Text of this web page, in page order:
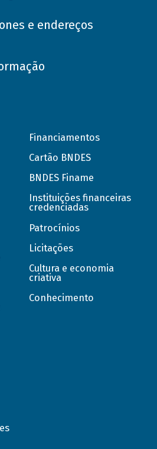
e endereços
Financiamentos
Cartão BNDES
BNDES Finame
Instituições financeiras
credenciadas
Patrocínios
Licitações
Cultura e economia
criativa
Conhecimento